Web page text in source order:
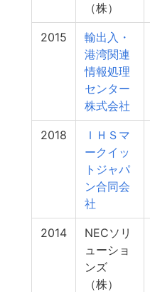
（株）
2015
輸出入・
港湾関連
情報処理
センター
株式会社
2018
ＩＨＳマ
ークイッ
トジャパ
ン合同会
社
2014
NECソリ
ューショ
ンズ
（株）